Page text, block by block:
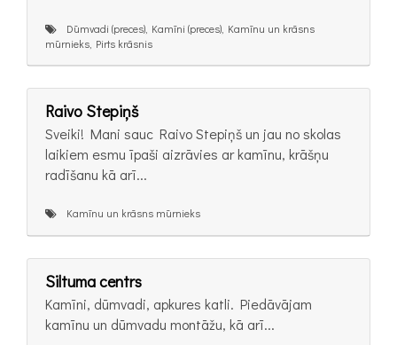
Dūmvadi (preces), Kamīni (preces), Kamīnu un krāsns
mūrnieks, Pirts krāsnis
Raivo Stepiņš
Sveiki! Mani sauc Raivo Stepiņš un jau no skolas
laikiem esmu īpaši aizrāvies ar kamīnu, krāšņu
radīšanu kā arī...
Kamīnu un krāsns mūrnieks
Siltuma centrs
Kamīni, dūmvadi, apkures katli. Piedāvājam
kamīnu un dūmvadu montāžu, kā arī...